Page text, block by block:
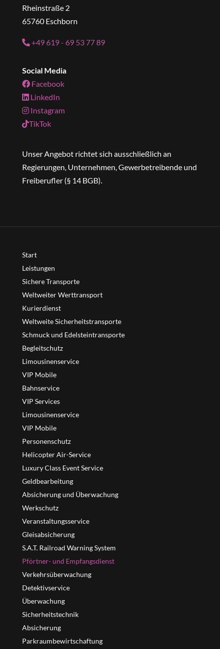
Rheinstraße 2
65760 Eschborn
+49 619 - 69 53 77 89
Social Media
Facebook
LinkedIn
Instagram
TikTok
Unser Angebot richtet sich ausschließlich an
Regierungen, Unternehmen, Gewerbetreibende und
Freiberufler (§ 14 BGB).
Start
Leistungen
Sichere Transporte
Weltweiter Werttransport
Kurierdienst
Weltweite Sicherheitstransporte
Schmuck und Edelsteintransporte
Begleitschutz
Limousinenservice
VIP Mobile
Bahnservice
VIP Services
Limousinenservice
VIP Mobile
Personenschutz
Helicopter Air-Service
Luxury Class Event Service
Geldbearbeitung
Absicherung und Überwachung
Werkschutz
Veranstaltungsservice
Gleisabsicherung
S.A.T. Railroad Warning System
Pförtner- und Empfangsdienst
Verkehrsüberwachung
Detektivservice
Überwachung
Sicherheitstechnik
Absicherung
Parkraumbewirtschaftung